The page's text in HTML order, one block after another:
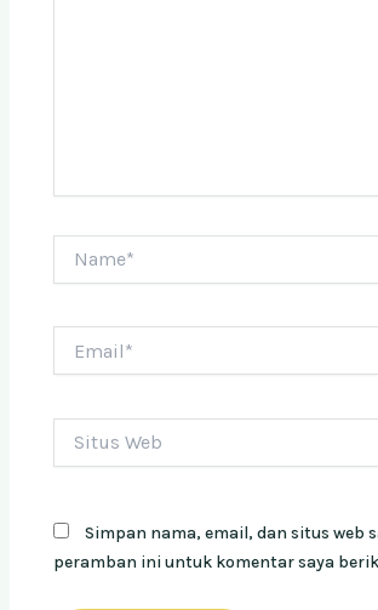
Web
Simpan nama, email, dan situs web
peramban ini untuk komentar saya